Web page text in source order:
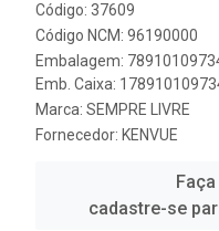
Código: 37609
Código NCM: 96190000
Embalagem:
Emb. Caixa:
Marca: SEMPRE LIVRE
Fornecedor: KENVUE
cadastre-se